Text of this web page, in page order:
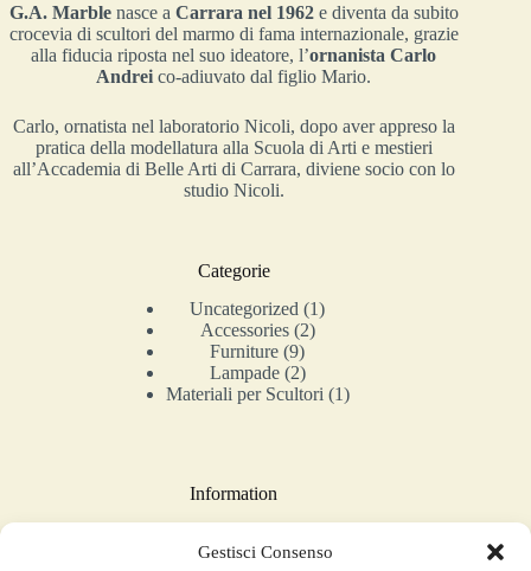
Gestisci Consenso
G.A. Marblenasce a Carrara nel 1962e diventa da subito
crocevia di scultori del marmo di fama internazionale, grazie
alla fiducia riposta nel suo ideatore, l’ornanista Carlo
Andrei co-adiuvato dal figlio Mario.
Carlo, ornatista nel laboratorio Nicoli, dopo aver appreso la
pratica della modellatura alla Scuola di Arti e mestieri
all’Accademia di Belle Arti di Carrara, diviene socio con lo
studio Nicoli.
Categorie
Uncategorized 1
Accessories 2
Furniture 9
Lampade 2
Materiali per Scultori 1
Information
Contatti